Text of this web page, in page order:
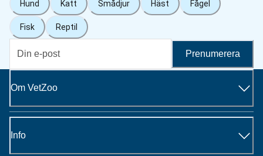
Hund Katt Smådjur Häst Fågel
Fisk Reptil
Prenumerera
Om VetZoo
Info